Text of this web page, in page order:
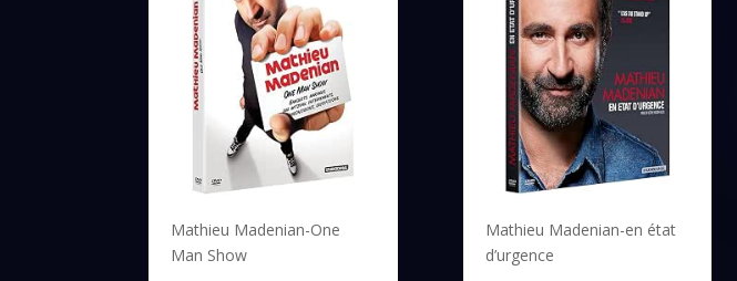
Mathieu Madenian-One
Man Show
Mathieu Madenian-en état
d’urgence